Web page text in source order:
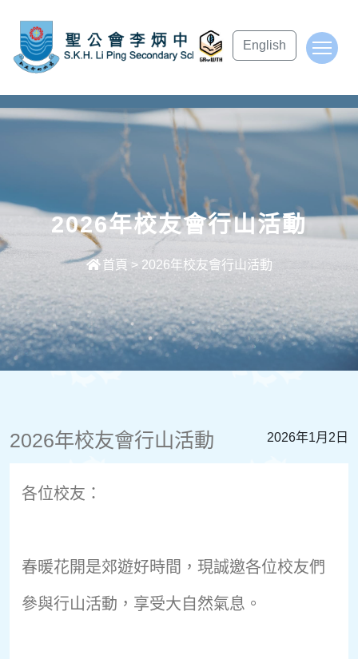
English
2026年校友會行山活動
首頁 > 2026年校友會行山活動
2026年校友會行山活動 2026年1月2日
各位校友：
春暖花開是郊遊好時間，現誠邀各位校友們
參與行山活動， 享受大自然氣息。